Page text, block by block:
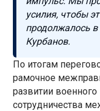
усилия, чтобы
продолжалось в
Курбанов.
По итогам
рамочное
развитии
сотрудничества